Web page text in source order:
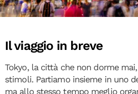
Il viaggio in breve
Tokyo, la città che non dorme
stimoli. Partiamo insieme in uno
ma allo stesso tempo meglio